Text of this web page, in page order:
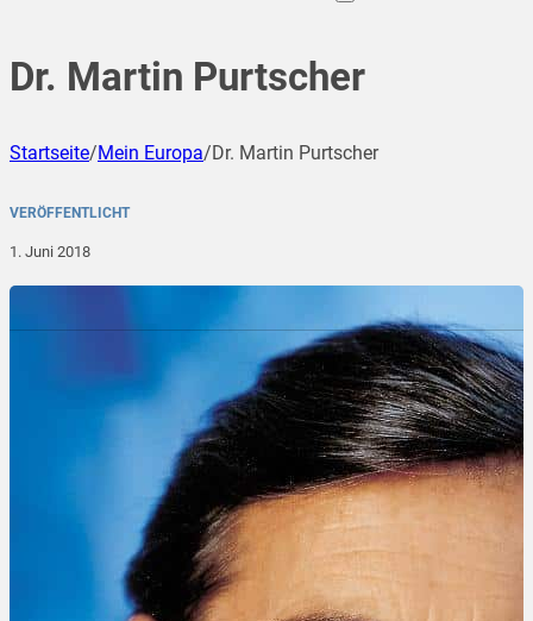
Dr. Martin Purtscher
Startseite/Mein Europa/Dr. Martin Purtscher
VERÖFFENTLICHT
1. Juni 2018